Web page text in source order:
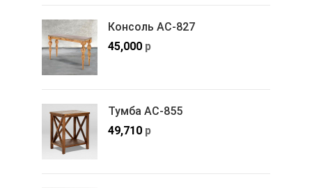
Консоль АС-827
45,000 р
Тумба АС-855
49,710 р